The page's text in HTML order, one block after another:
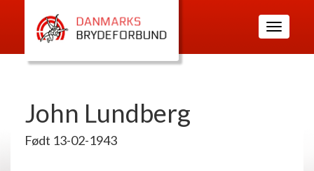
Toggle
navigation
John Lundberg
Født 13-02-1943